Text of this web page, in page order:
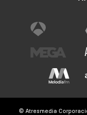
© Atresmedia